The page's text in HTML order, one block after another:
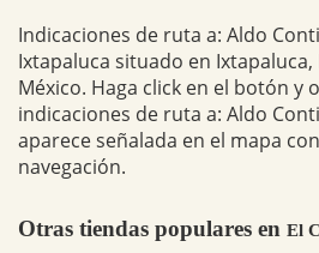
Indicaciones de ruta a: Aldo
Ixtapaluca situado en Ixtapaluca,
México. Haga click en el botón y
indicaciones de ruta a: Aldo
aparece señalada en el mapa
navegación.
Otras tiendas populares en El